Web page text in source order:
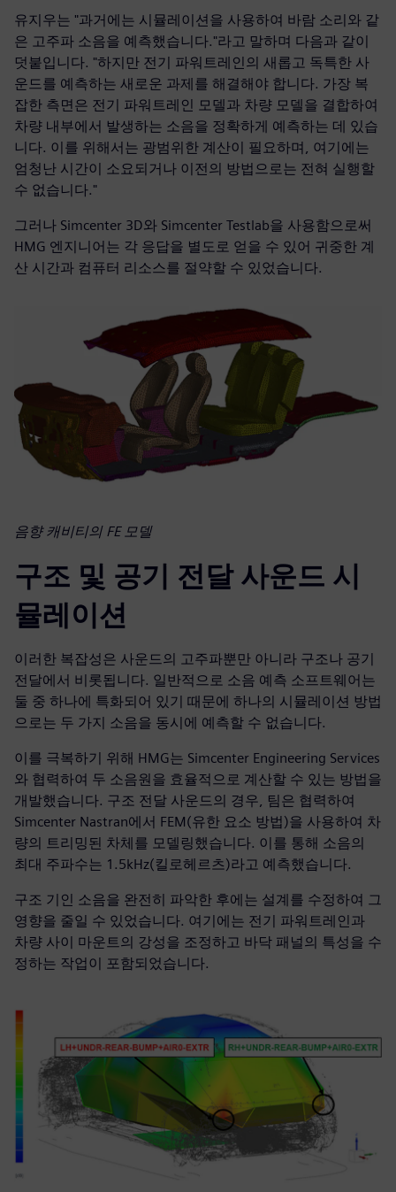
유지우는 "과거에는 시뮬레이션을 사용하여 바람 소리와 같
은 고주파 소음을 예측했습니다."라고 말하며 다음과 같이
덧붙입니다. "하지만 전기 파워트레인의 새롭고 독특한 사
운드를 예측하는 새로운 과제를 해결해야 합니다. 가장 복
잡한 측면은 전기 파워트레인 모델과 차량 모델을 결합하여
차량 내부에서 발생하는 소음을 정확하게 예측하는 데 있습
니다. 이를 위해서는 광범위한 계산이 필요하며, 여기에는
엄청난 시간이 소요되거나 이전의 방법으로는 전혀 실행할
수 없습니다."
그러나 Simcenter 3D와 Simcenter Testlab을 사용함으로써
HMG 엔지니어는 각 응답을 별도로 얻을 수 있어 귀중한 계
산 시간과 컴퓨터 리소스를 절약할 수 있었습니다.
음향 캐비티의 FE 모델
구조 및 공기 전달 사운드 시
뮬레이션
이러한 복잡성은 사운드의 고주파뿐만 아니라 구조나 공기
전달에서 비롯됩니다. 일반적으로 소음 예측 소프트웨어는
둘 중 하나에 특화되어 있기 때문에 하나의 시뮬레이션 방법
으로는 두 가지 소음을 동시에 예측할 수 없습니다.
이를 극복하기 위해 HMG는 Simcenter Engineering Services
와 협력하여 두 소음원을 효율적으로 계산할 수 있는 방법을
개발했습니다. 구조 전달 사운드의 경우, 팀은 협력하여
Simcenter Nastran에서 FEM(유한 요소 방법)을 사용하여 차
량의 트리밍된 차체를 모델링했습니다. 이를 통해 소음의
최대 주파수는 1.5kHz(킬로헤르츠)라고 예측했습니다.
구조 기인 소음을 완전히 파악한 후에는 설계를 수정하여 그
영향을 줄일 수 있었습니다. 여기에는 전기 파워트레인과
차량 사이 마운트의 강성을 조정하고 바닥 패널의 특성을 수
정하는 작업이 포함되었습니다.